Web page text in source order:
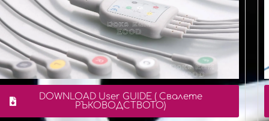
DOWNLOAD User GUIDE ( Свалете
РЪКОВОДСТВОТО)